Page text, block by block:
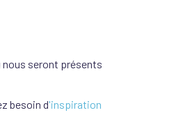
seront présents
besoin d'inspiration